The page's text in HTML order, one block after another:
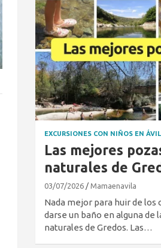
EXCURSIONES CON NIÑOS EN
Las mejores
naturales de
03/07/2026 Mamaenavila
Nada mejor para huir de los
darse un baño en alguna de
naturales de Gredos. Las…